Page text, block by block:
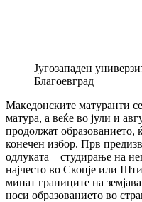
Југозападен
Благоевград
Македонските матуранти
матура, а веќе во јули и
продолжат образованието,
конечен избор. Прв
одлуката – студирање на
најчесто во Скопје или
минат границите на
носи образованието во